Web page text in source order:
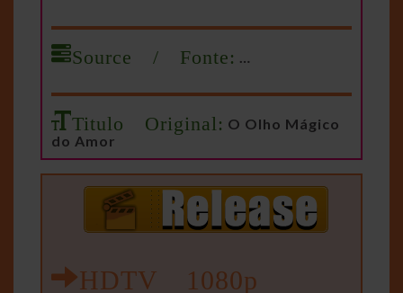
Source / Fonte: …
Titulo Original: O Olho Mágico
do Amor
HDTV 1080p